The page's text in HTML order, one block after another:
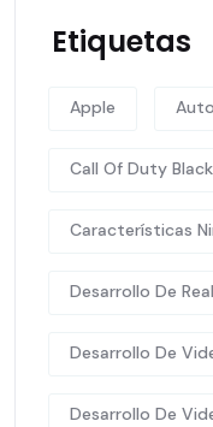
Etiquetas
Apple
Call Of Duty
Características
Desarrollo De
Desarrollo De
Desarrollo De